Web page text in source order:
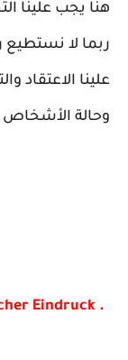
هنا يجب علينا
ربما لا نستطيع
علينا الاعتقاد
وحالة
Eindruck .